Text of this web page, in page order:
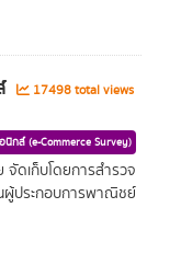
17498 total views
กส์ (e-Commerce Survey)
ดเก็บโดยการสำรวจ
ผู้ประกอบการพาณิชย์